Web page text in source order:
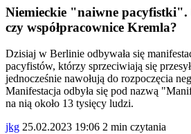
Niemieckie "naiwne pacyfistki".
czy współpracownice Kremla?
Dzisiaj w Berlinie odbywała się
pacyfistów, którzy sprzeciwiają się
jednocześnie nawołują do rozpoczęcia
Manifestacja odbyła się pod nazwą
na nią około 13 tysięcy ludzi.
jkg 25.02.2023 19:06 2 min czytania